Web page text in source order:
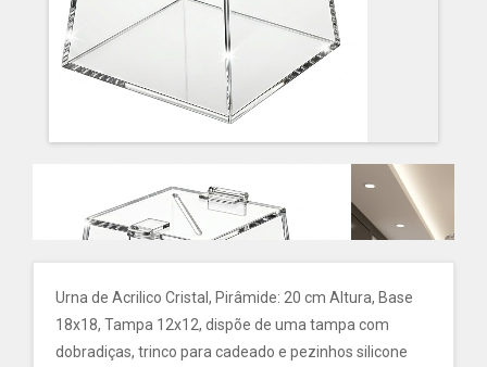
Urna de Acrilico Cristal, Pirâmide: 20 cm Altura, Base
18x18, Tampa 12x12, dispõe de uma tampa com
dobradiças, trinco para cadeado e pezinhos silicone